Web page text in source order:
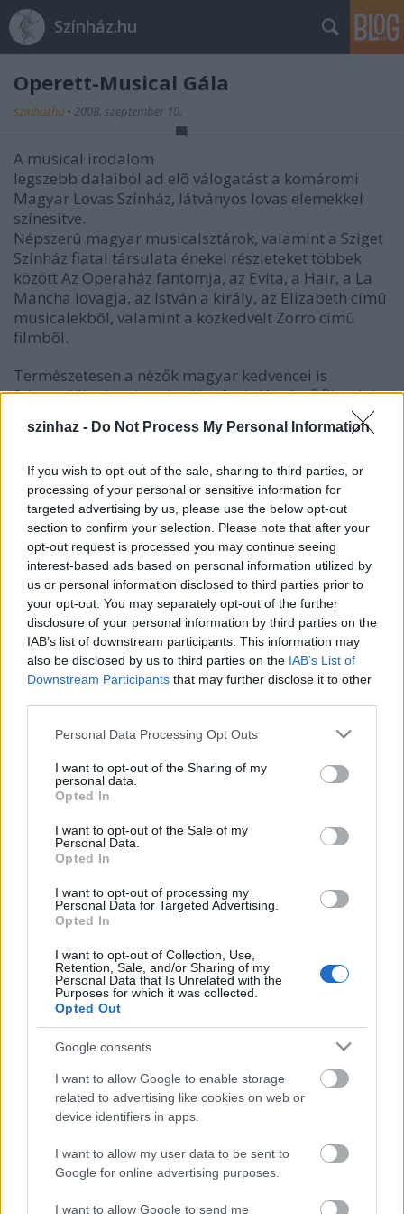
szinhaz - Do Not Process My Personal Information
If you wish to opt-out of the sale, sharing to third parties, or
processing of your personal or sensitive information for
targeted advertising by us, please use the below opt-out
section to confirm your selection. Please note that after your
opt-out request is processed you may continue seeing
interest-based ads based on personal information utilized by
us or personal information disclosed to third parties prior to
your opt-out. You may separately opt-out of the further
disclosure of your personal information by third parties on the
IAB’s list of downstream participants. This information may
also be disclosed by us to third parties on the IAB’s List of
Downstream Participants that may further disclose it to other
Please note that this website/app uses one or more Google
not limited to your visit or usage behaviour. You may click to
grant or deny consent to Google and its third-party tags to
use your data for below specified purposes in below Google
consent section.
Personal Data Processing Opt Outs
I want to opt-out of the Sharing of my
personal data.
Opted In
I want to opt-out of the Sale of my
Personal Data.
Opted In
I want to opt-out of processing my
Personal Data for Targeted Advertising.
Opted In
I want to opt-out of Collection, Use,
Retention, Sale, and/or Sharing of my
Personal Data that Is Unrelated with the
Purposes for which it was collected.
Opted Out
Google consents
I want to allow Google to enable storage
related to advertising like cookies on web or
device identifiers in apps.
I want to allow my user data to be sent to
Google for online advertising purposes.
I want to allow Google to send me
Színház.hu
Operett-Musical Gála
szinhazhu • 2008. szeptember 10.
A musical irodalom
legszebb dalaiból ad elõ válogatást a komáromi
Magyar Lovas Színház, látványos lovas elemekkel
színesítve.
Népszerû magyar musicalsztárok, valamint a Sziget
Színház fiatal társulata énekel részleteket többek
között Az Operaház fantomja, az Evita, a Hair, a La
Mancha lovagja, az István a király, az Elizabeth címû
musicalekbõl, valamint a közkedvelt Zorro címû
filmbõl.
Természetesen a nézők magyar kedvencei is
felcsendülnek, mint pl. a Honfoglalás című film dala,
megzenésített verse.
lóháton adják elő. Az előadásban helyet kapnak
olyan látványos lovas elemek is, mint például a
tandemhajtás, lovak fektetése, üldözés és a lovak
szabadon engedése.
A lovas jelenetek szakmai színvonalát a Nemzeti
Lovas Őrség komáromi alegysége garantálja.
Az előadások különlegessége a lóháton előadott
színészi játék mellett a fény és hanghatásokkal,
különleges látványelemekkel gazdagított
lovasbemutató. Egy-egy alkalommal 30 színész és
majdnem ugyanennyi ló és lovas együttes munkáját
színművész koordinálja. Márkos Attila
pedig a lovakat és a lovasokat készíti fel.
Az idei évadban még a társulat október 18-án a
Tibi barátait hívja meg egy közös előadásra,
december 6-án pedig egy Mikulás-Karácsonyi
Első Magyar Lovas Színházba, Komáromba.
-----------
Operett-Musical Gála
2008. szeptember 20. 18.00 Komárom
Ajánlott bejegyzések:
Rögtön dupla premierrel kezdi az új
évadot a Radnóti